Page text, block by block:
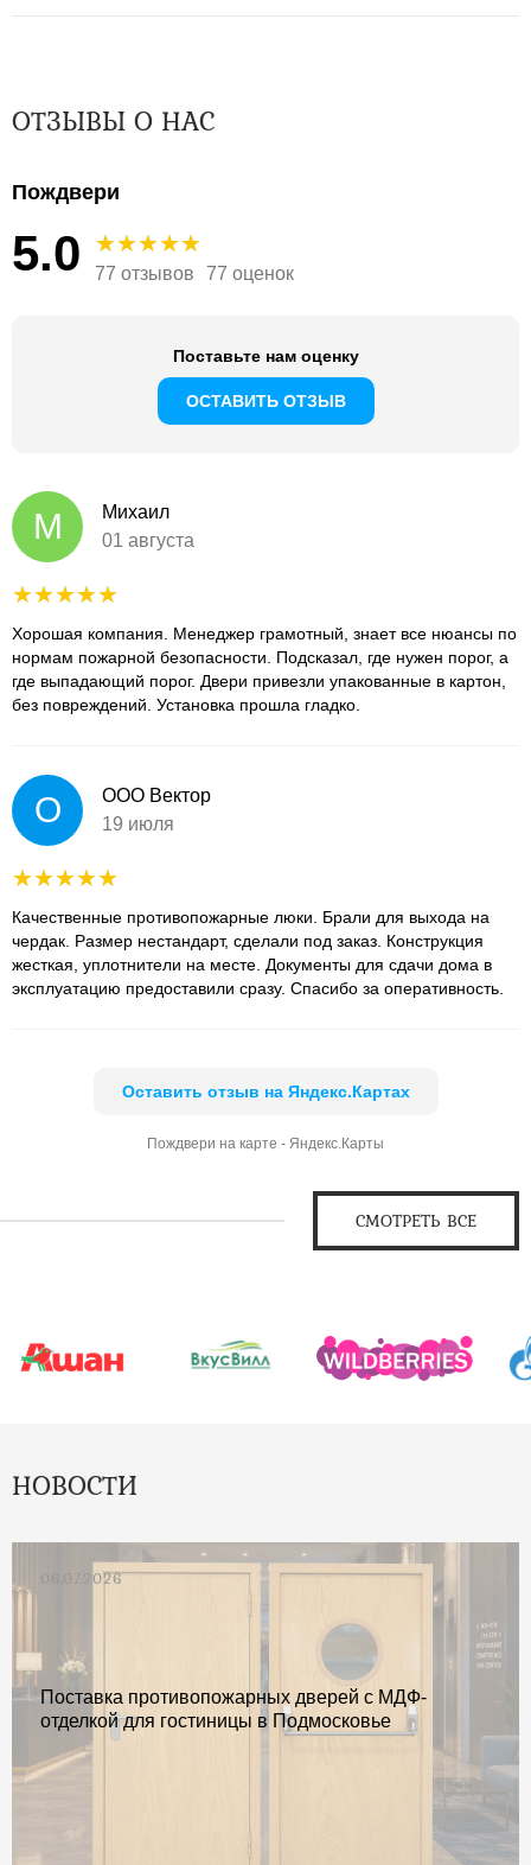
ОТЗЫВЫ О НАС
Пождвери
5.0 77 отзывов 77 оценок
Поставьте нам оценку
ОСТАВИТЬ ОТЗЫВ
М
Михаил
01 августа
Хорошая компания. Менеджер грамотный, знает все нюансы по
нормам пожарной безопасности. Подсказал, где нужен порог, а
где выпадающий порог. Двери привезли упакованные в картон,
без повреждений. Установка прошла гладко.
О
ООО Вектор
19 июля
Качественные противопожарные люки. Брали для выхода на
чердак. Размер нестандарт, сделали под заказ. Конструкция
жесткая, уплотнители на месте. Документы для сдачи дома в
эксплуатацию предоставили сразу. Спасибо за оперативность.
Оставить отзыв на Яндекс.Картах
Пождвери на карте - Яндекс.Карты
СМОТРЕТЬ ВСЕ
НОВОСТИ
06.07.2026
Поставка противопожарных дверей с МДФ-
отделкой для гостиницы в Подмосковье